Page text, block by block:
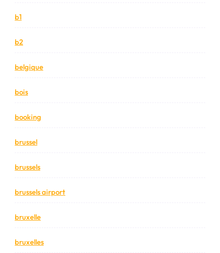
b1
b2
belgique
bois
booking
brussel
brussels
brussels airport
bruxelle
bruxelles